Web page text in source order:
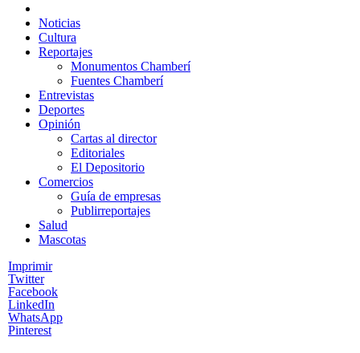
Noticias
Cultura
Reportajes
Monumentos Chamberí
Fuentes Chamberí
Entrevistas
Deportes
Opinión
Cartas al director
Editoriales
El Depositorio
Comercios
Guía de empresas
Publirreportajes
Salud
Mascotas
Imprimir
Twitter
Facebook
LinkedIn
WhatsApp
Pinterest